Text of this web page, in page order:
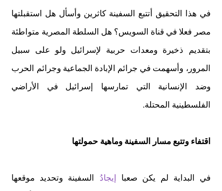
في هذا التحقيق أتتبع السفينة كاثرين وأسأل هل استقبلتها
مصر فعلا في قناة السويس؟ هل السلطة المصرية متواطئة
بتقديم ذخيرة ومعدات حربية لإسرائيل ولو على سبيل
المرور، وأسهمت في جرائم الإبادة الجماعية وجرائم الحرب
وضد الإنسانية التي تمارسها إسرائيل في الأراضي
الفلسطينية المحتلة.
اقتفاء وتتبع مسار السفينة وماهية حمولتها
في البداية لم يكن صعبا إيجاد ُ السفينة وتحديد موقعها